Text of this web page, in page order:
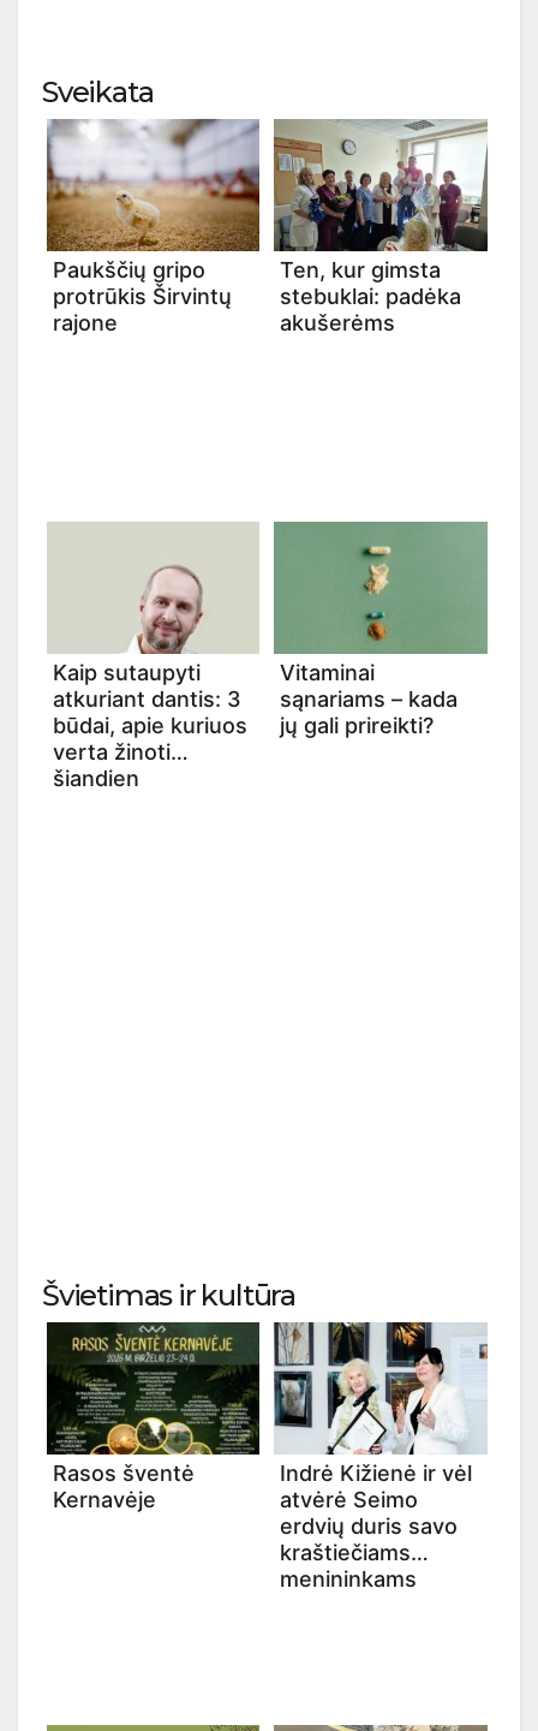
Sveikata
Paukščių gripo
protrūkis Širvintų
rajone
Ten, kur gimsta
stebuklai: padėka
akušerėms
Kaip sutaupyti
atkuriant dantis: 3
būdai, apie kuriuos
verta žinoti
šiandien
Vitaminai
sąnariams – kada
jų gali prireikti?
Švietimas ir kultūra
Rasos šventė
Kernavėje
Indrė Kižienė ir vėl
atvėrė Seimo
erdvių duris savo
kraštiečiams
menininkams